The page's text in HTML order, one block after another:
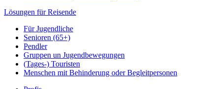
Lösungen für Reisende
Für Jugendliche
Senioren (65+)
Pendler
Gruppen un Jugendbewegungen
(Tages-) Touristen
Menschen mit Behinderung oder Begleitpersonen